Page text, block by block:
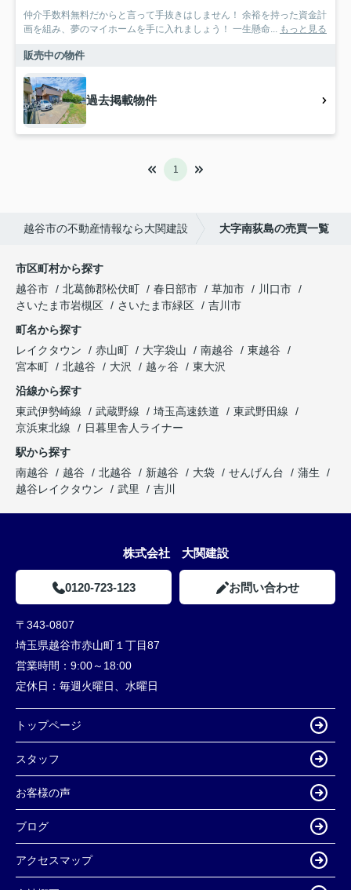
仲介手数料無料だからと言って手抜きはしません！ 余裕を持った資金計
画を組み、夢のマイホームを手に入れましょう！ 一生懸命... もっと見る
販売中の物件
過去掲載物件
1
越谷市の不動産情報なら大関建設 大字南荻島の売買一覧
市区町村から探す
越谷市
北葛飾郡松伏町 春日部市 草加市
川口市
さいたま市岩槻区
さいたま市緑区
吉川市
町名から探す
レイクタウン
赤山町 大字袋山 南越谷
東越谷
宮本町
北越谷 大沢 越ヶ谷
東大沢
沿線から探す
東武伊勢崎線
武蔵野線 埼玉高速鉄道
東武野田線
京浜東北線
日暮里舎人ライナー
駅から探す
南越谷
越谷 北越谷 新越谷 大袋 せんげん台
蒲生
越谷レイクタウン
武里 吉川
株式会社 大関建設
0120-723-123 お問い合わせ
〒343-0807
埼玉県越谷市赤山町１丁目87
営業時間： 9:00～18:00
定休日： 毎週火曜日、水曜日
トップページ
スタッフ
お客様の声
ブログ
アクセスマップ